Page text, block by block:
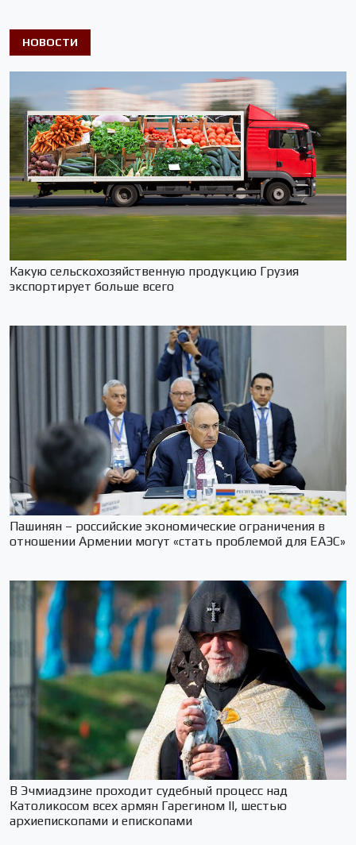
НОВОСТИ
Какую сельскохозяйственную продукцию Грузия
экспортирует больше всего
Пашинян – российские экономические ограничения в
отношении Армении могут «стать проблемой для ЕАЭС»
В Эчмиадзине проходит судебный процесс над
Католикосом всех армян Гарегином II, шестью
архиепископами и епископами